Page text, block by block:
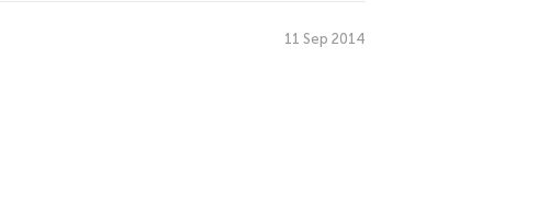
11 Sep 2014